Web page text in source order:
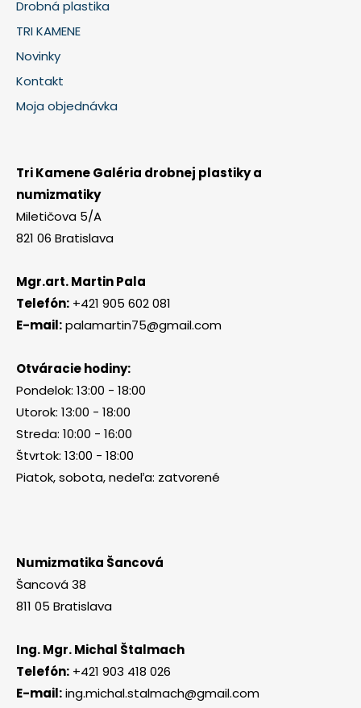
Drobná plastika
TRI KAMENE
Novinky
Kontakt
Moja objednávka
Tri Kamene Galéria drobnej plastiky a
numizmatiky
Miletičova 5/A
821 06 Bratislava
Mgr.art. Martin Pala
Telefón: +421 905 602 081
E-mail:palamartin75@gmail.com
Otváracie hodiny:
Pondelok: 13:00 - 18:00
Utorok: 13:00 - 18:00
Streda: 10:00 - 16:00
Štvrtok: 13:00 - 18:00
Piatok, sobota, nedeľa: zatvorené
Numizmatika Šancová
Šancová 38
811 05 Bratislava
Ing. Mgr. Michal Štalmach
Telefón: +421 903 418 026
E-mail:ing.michal.stalmach@gmail.com